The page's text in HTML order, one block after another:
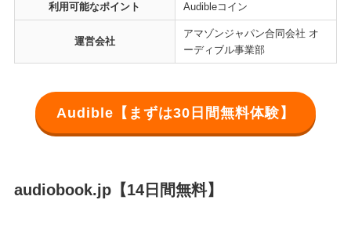
利用可能なポイント Audibleコイン
運営会社
アマゾンジャパン合同会社 オ
ーディブル事業部
Audible【まずは30日間無料体験】
audiobook.jp【14日間無料】